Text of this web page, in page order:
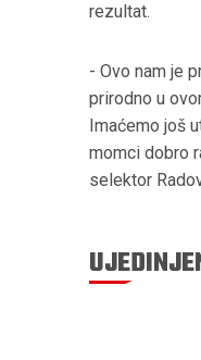
rezultat.
- Ovo nam je
prirodno u
Imaćemo još
momci dobro
selektor